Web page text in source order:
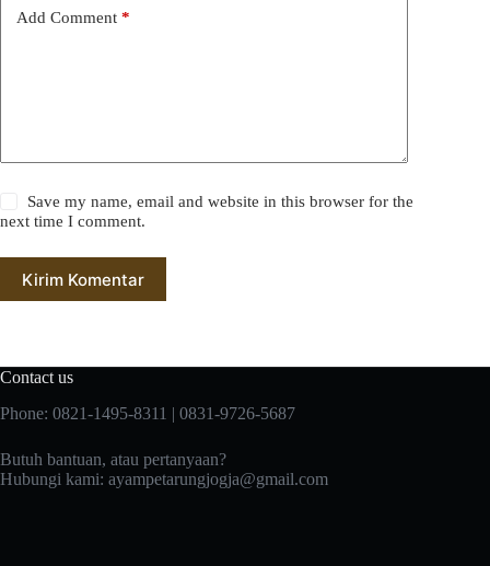
Add Comment *
Save my name, email and website in this browser for the
next time I comment.
Kirim Komentar
Contact us
Phone: 0821-1495-8311 | 0831-9726-5687
Butuh bantuan, atau pertanyaan?
Hubungi kami: ayampetarungjogja@gmail.com